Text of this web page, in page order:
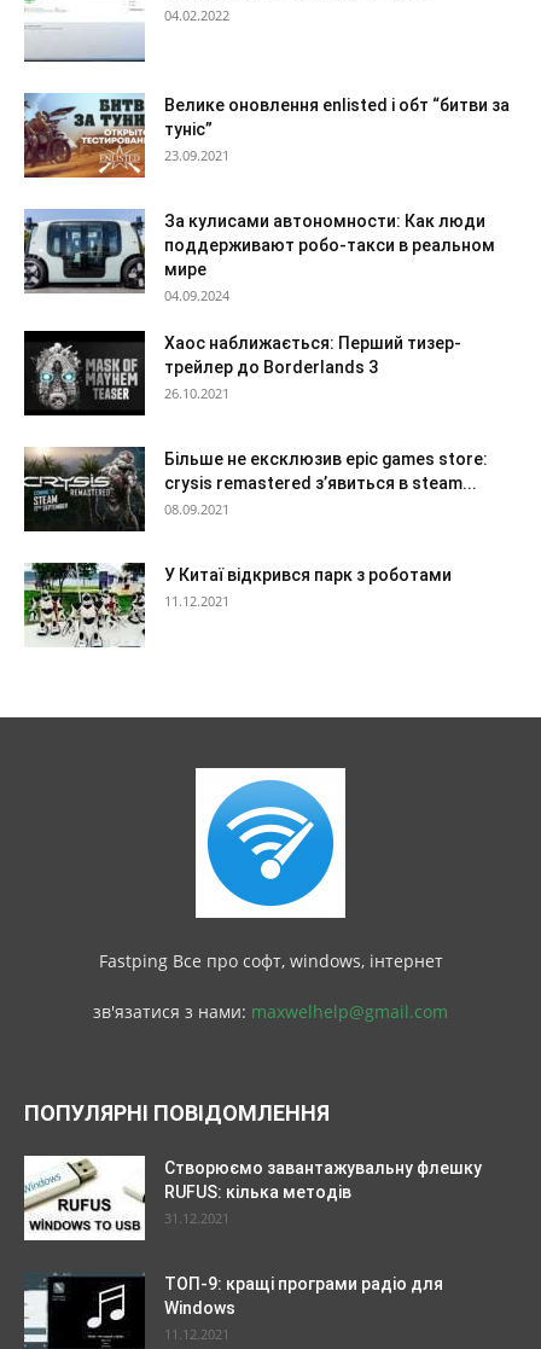
04.02.2022
Велике оновлення enlisted і обт “битви за
туніс”
23.09.2021
За кулисами автономности: Как люди
поддерживают робо-такси в реальном
мире
04.09.2024
Хаос наближається: Перший тизер-
трейлер до Borderlands 3
26.10.2021
Більше не ексклюзив epic games store:
crysis remastered з’явиться в steam...
08.09.2021
У Китаї відкрився парк з роботами
11.12.2021
Fastping Все про софт, windows, інтернет
зв'язатися з нами: maxwelhelp@gmail.com
ПОПУЛЯРНІ ПОВІДОМЛЕННЯ
Створюємо завантажувальну флешку
RUFUS: кілька методів
31.12.2021
ТОП-9: кращі програми радіо для
Windows
11.12.2021